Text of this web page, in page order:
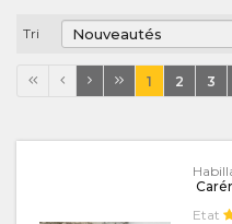
Tri
1 2 3
Etat